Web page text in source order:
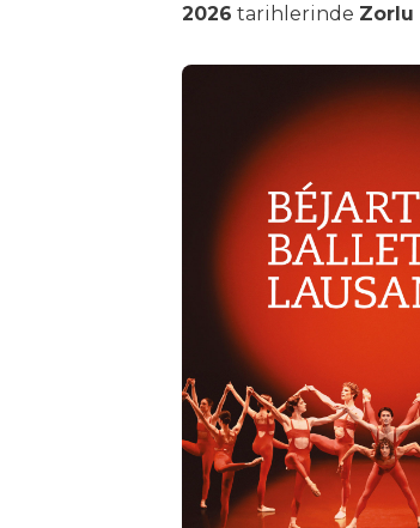
2026 tarihlerinde Zorlu